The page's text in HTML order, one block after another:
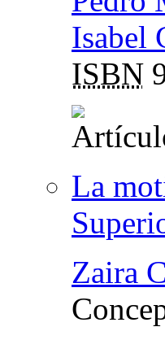
Isabel
ISBN
La
Zaira